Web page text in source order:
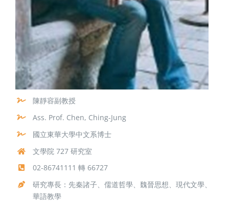
陳靜容副教授
Ass. Prof. Chen, Ching-Jung
國立東華大學中文系博士
文學院 727 研究室
02-86741111 轉 66727
研究專長：先秦諸子、儒道哲學、魏晉思想、現代文學、
華語教學